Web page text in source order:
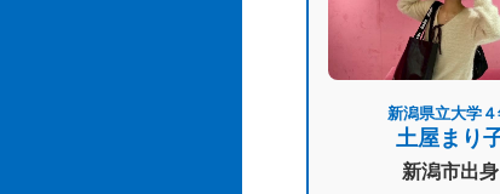
新潟県立大学４
土屋まり
新潟市出身